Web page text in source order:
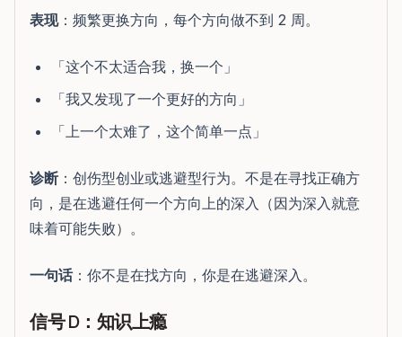
表现：频繁更换方向，每个方向做不到 2 周。
「这个不太适合我，换一个」
「我又发现了一个更好的方向」
「上一个太难了，这个简单一点」
诊断 ：创伤型创业或逃避型行为。不是在寻找正确方
向，是在逃避任何一个方向上的深入（因为深入就意
味着可能失败）。
一句话：你不是在找方向，你是在逃避深入。
信号 D：知识上瘾